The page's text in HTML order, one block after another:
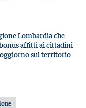
Lombardia che
bonus affitti ai cittadini
sul territorio